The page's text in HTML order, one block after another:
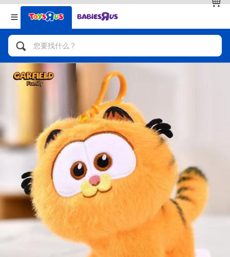
返回
分类目录
人气英雄，角色扮演，射击玩具
自行车，滑板车，骑乘车
拼砌组合及乐高LEGO
玩具车，货车，火车及遥控系列
手工艺，文具，蜡笔，泥胶，画板
娃娃，芭比，收藏公仔
电子玩具
返回
品牌
查看全部